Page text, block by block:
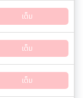
เต็ม
เต็ม
เต็ม